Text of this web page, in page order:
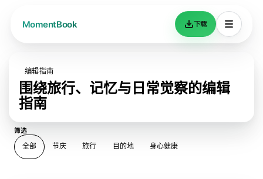
下载
编辑指南
围绕旅行、记忆与日常觉察的编辑
指南
筛选
全部 节庆 旅行 目的地 身心健康